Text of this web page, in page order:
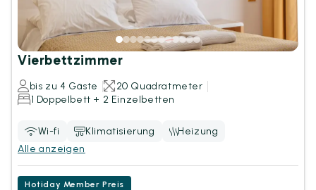
Vierbettzimmer
bis zu 4 Gäste
20 Quadratmeter
1 Doppelbett + 2 Einzelbetten
Wi-fi Klimatisierung
Heizung
Alle anzeigen
Hotiday Member Preis